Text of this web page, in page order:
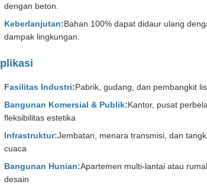
dengan beton.
Keberlanjutan:Bahan 100% dapat didaur ulang
dampak lingkungan.
Fasilitas Industri:Pabrik, gudang, dan pembangkit
Bangunan Komersial & Publik:Kantor, pusat
fleksibilitas estetika
Infrastruktur:Jembatan, menara transmisi, dan
cuaca
Bangunan Hunian:Apartemen multi-lantai atau
desain